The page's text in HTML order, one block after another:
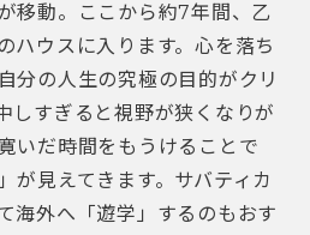
移動。ここから約7年間、乙
ハウスに入ります。心を落ち
分の人生の究極の目的がクリ
しすぎると視野が狭くなりが
いだ時間をもうけることで
が見えてきます。サバティカ
海外へ「遊学」するのもおす